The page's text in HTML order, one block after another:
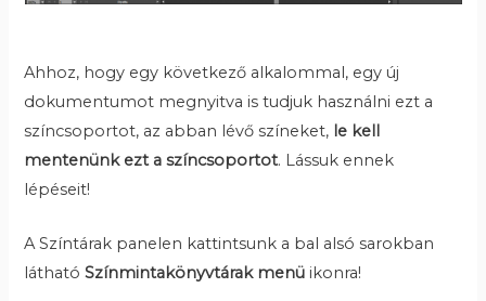
Ahhoz, hogy egy következő alkalommal, egy új
dokumentumot megnyitva is tudjuk használni ezt a
színcsoportot, az abban lévő színeket, le kell
mentenünk ezt a színcsoportot. Lássuk ennek
lépéseit!
A Színtárak panelen kattintsunk a bal alsó sarokban
láthatóSzínmintakönyvtárak menü ikonra!